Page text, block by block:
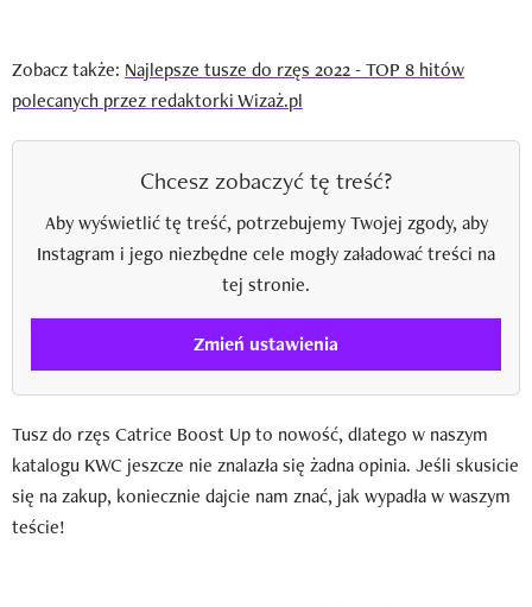
Zobacz także: Najlepsze tusze do rzęs 2022 - TOP 8 hitów
polecanych przez redaktorki Wizaż.pl
Chcesz zobaczyć tę treść?
Aby wyświetlić tę treść, potrzebujemy Twojej zgody, aby
Instagram i jego niezbędne cele mogły załadować treści na
tej stronie.
Zmień ustawienia
Tusz do rzęs Catrice Boost Up to nowość, dlatego w naszym
katalogu KWC jeszcze nie znalazła się żadna opinia. Jeśli skusicie
się na zakup, koniecznie dajcie nam znać, jak wypadła w waszym
teście!